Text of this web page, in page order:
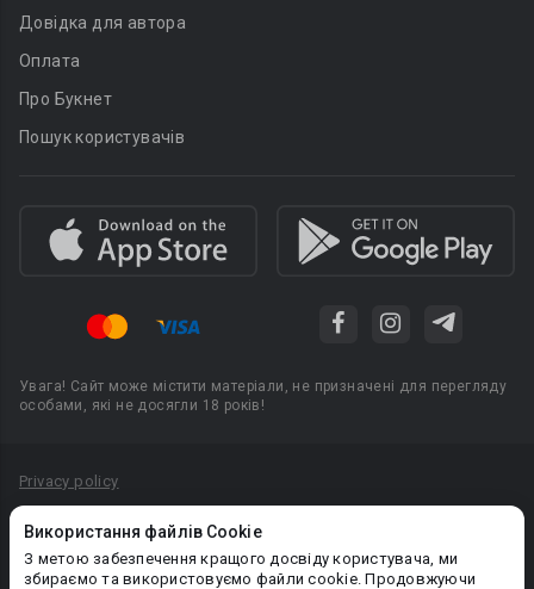
Використання файлів Cookie
З метою забезпечення кращого досвіду користувача, ми
збираємо та використовуємо файли cookie. Продовжуючи
Довідка для автора
Оплата
Про Букнет
Пошук користувачів
Увага! Сайт може містити матеріали, не призначені для перегляду
особами, які не досягли 18 років!
Privacy policy
Політика конфіденційності